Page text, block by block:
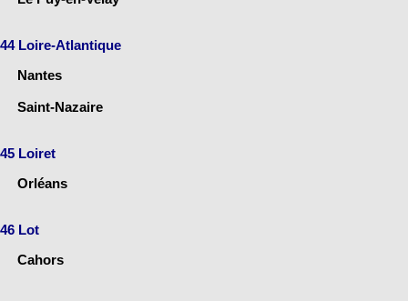
44 Loire-Atlantique
Nantes
Saint-Nazaire
45 Loiret
Orléans
46 Lot
Cahors